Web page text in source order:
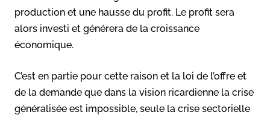
production et une hausse du profit. Le profit sera
alors investi et générera de la croissance
économique.
C’est en partie pour cette raison et la loi de l’offre et
de la demande que dans la vision ricardienne la crise
généralisée est impossible, seule la crise sectorielle